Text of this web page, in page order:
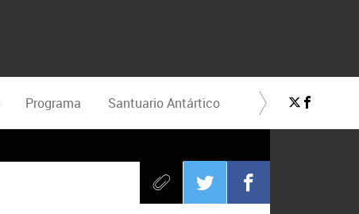
Programa Santuario Antártico